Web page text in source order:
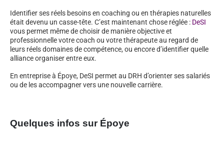
Identifier ses réels besoins en coaching ou en thérapies naturelles
était devenu un casse-tête. C’est maintenant chose réglée : DeSI
vous permet même de choisir de manière objective et
professionnelle votre coach ou votre thérapeute au regard de
leurs réels domaines de compétence, ou encore d’identifier quelle
alliance organiser entre eux.
En entreprise à Époye, DeSI permet au DRH d’orienter ses salariés
ou de les accompagner vers une nouvelle carrière.
Quelques infos sur Époye